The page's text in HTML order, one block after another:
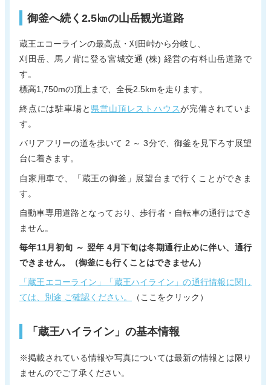
御釜へ続く2.5㎞の山岳観光道路
蔵王エコーラインの最高点・刈田峠から分岐し、
刈田岳、馬ノ背に登る宮城交通 (株) 経営の有料山岳道路で
す。
標高1,750mの頂上まで、全長2.5kmを走ります。
終点には駐車場と 県営山頂レストハウスが完備されていま
す。
バリアフリーの道を歩いて 2 ～ 3分で、御釜を見下ろす展望
台に着きます。
自家用車で、「蔵王の御釜」展望台まで行くことができま
す。
自動車専用道路となっており、歩行者・自転車の通行はでき
ません。
毎年11月初旬 ～ 翌年 4月下旬は冬期通行止めに伴い、通行
できません。（御釜にも行くことはできません）
「蔵王エコーライン」「蔵王ハイライン」の通行情報に関し
ては、別途 ご確認ください。
（ここをクリック）
「蔵王ハイライン」の基本情報
※掲載されている情報や写真については最新の情報とは限り
ませんのでご了承ください。